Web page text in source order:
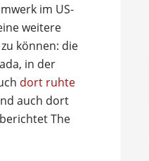
im US-
weitere
können: die
in der
dort ruhte
auch dort
The